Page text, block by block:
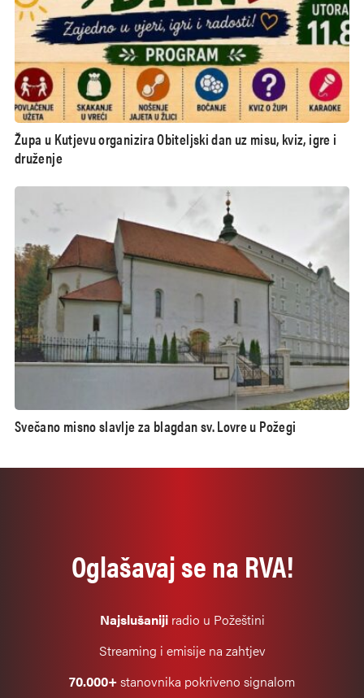
Župa u Kutjevu organizira Obiteljski dan uz misu, kviz, igre i
druženje
Svečano misno slavlje za blagdan sv. Lovre u Požegi
Oglašavaj se na RVA!
Najslušanijiradio u Požeštini
Streaming i emisije na zahtjev
70.000+stanovnika pokriveno signalom